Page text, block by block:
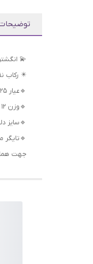
💫
✴️ رکاب
🔹عیار 925
🔹وزن 12 گرم
🔹سایز
🔹تایگر
جهت